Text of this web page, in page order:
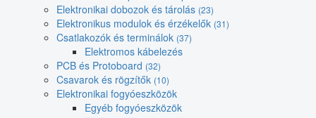
Elektronikai dobozok és tárolás (23)
Elektronikus modulok és érzékelők (31)
Csatlakozók és terminálok (37)
Elektromos kábelezés
PCB és Protoboard (32)
Csavarok és rögzítők (10)
Elektronikai fogyóeszközök
Egyéb fogyóeszközök